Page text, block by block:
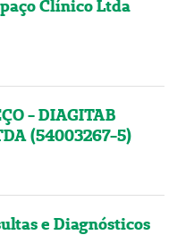
Clínico Ltda
- DIAGITAB
(54003267-5)
e Diagnósticos